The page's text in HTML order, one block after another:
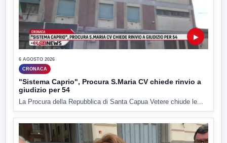
▶
6 AGOSTO 2026
CRONACA
"Sistema Caprio", Procura S.Maria CV chiede rinvio a
giudizio per 54
La Procura della Repubblica di Santa Capua Vetere chiude le...